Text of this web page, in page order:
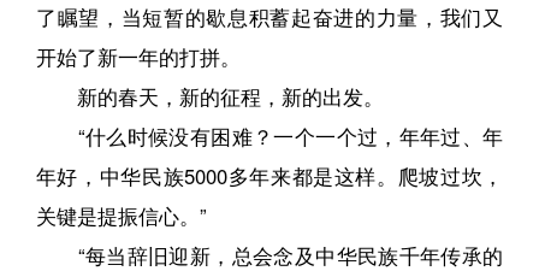
了瞩望，当短暂的歇息积蓄起奋进的力量，我们又
开始了新一年的打拼。
新的春天，新的征程，新的出发。
“什么时候没有困难？一个一个过，年年过、年
年好，中华民族5000多年来都是这样。爬坡过坎，
关键是提振信心。”
“每当辞旧迎新，总会念及中华民族千年传承的